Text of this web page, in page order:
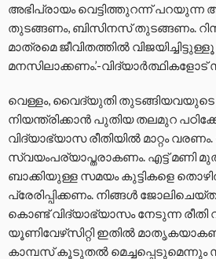
അഭിപ്രായം വെട്ടിത്തുറന്ന് പറയുന്ന
തുടങ്ങണം, ബിസിനസ് തുടങ്ങണം.
മാത്രമെ ജീവിതത്തില്‍
മനസിലാക്കണം.’-
വെള്ളം, വൈദ്യുതി
നിയന്ത്രിക്കാന്‍ പുതിയ തലമുറ
വിദ്യാഭ്യാസ രീതിയില്‍ മാറ്റം
സ്വയംപര്യാപ്തരാകണം. എട്ട് മണി
ബാക്കിയുള്ള സമയം കുട്ടികളെ
പ്രേരിപ്പിക്കണം. നിങ്ങള്‍
കൊണ്ട് വിദ്യാഭ്യാസം നേടുന്ന
യൂണിവേഴ്‌സിറ്റി ഇതില്‍
കാമ്പസ് കൂടുതല്‍ മെച്ചപ്പെടുമെന്നും